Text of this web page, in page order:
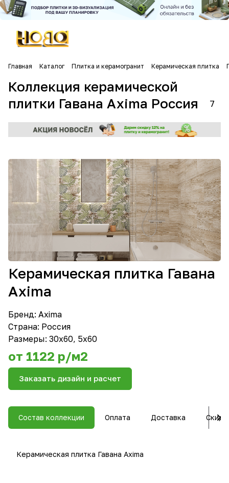
Главная Каталог Плитка и керамогранит Керамическая плитка
Коллекция керамической
плитки Гавана Axima Россия
7
Керамическая плитка Гавана
Axima
Бренд: Axima
Страна: Россия
Размеры: 30x60, 5x60
от 1122 р/м2
Заказать дизайн и расчет
Состав коллекции Оплата Доставка
Керамическая плитка Гавана Axima